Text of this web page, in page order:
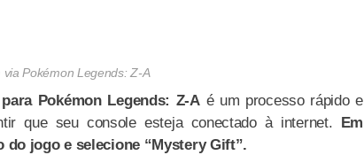
via Pokémon Legends: Z-A
Pokémon Legends: Z-Aé um processo rápido e
que seu console esteja conectado à internet. Em
jogo e selecione “Mystery Gift”.